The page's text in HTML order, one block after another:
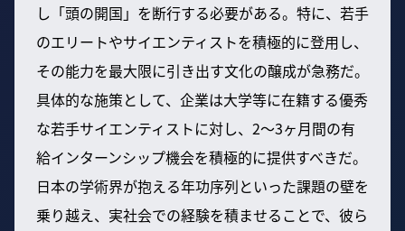
し「頭の開国」を断行する必要がある。特に、若手
のエリートやサイエンティストを積極的に登用し、
その能力を最大限に引き出す文化の醸成が急務だ。
具体的な施策として、企業は大学等に在籍する優秀
な若手サイエンティストに対し、2〜3ヶ月間の有
給インターンシップ機会を積極的に提供すべきだ。
日本の学術界が抱える年功序列といった課題の壁を
乗り越え、実社会での経験を積ませることで、彼ら